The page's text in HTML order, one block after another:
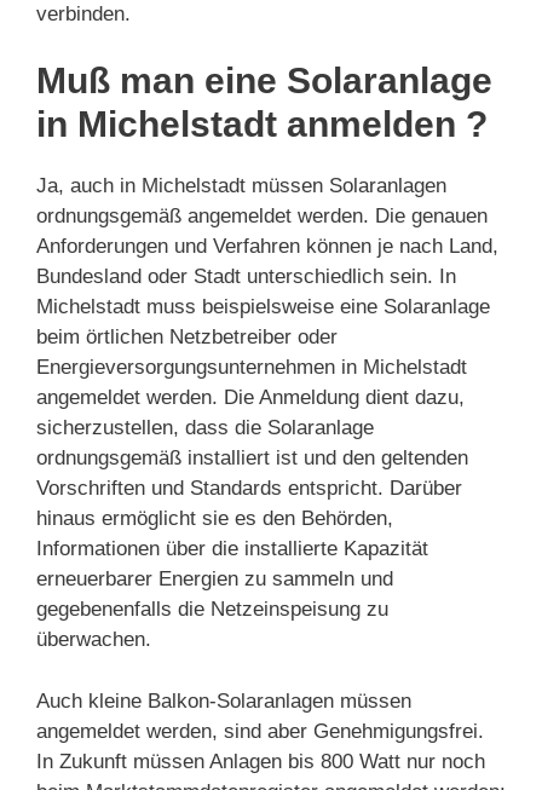
verbinden.
Muß man eine Solaranlage
in Michelstadt anmelden ?
Ja, auch in Michelstadt müssen Solaranlagen
ordnungsgemäß angemeldet werden. Die genauen
Anforderungen und Verfahren können je nach Land,
Bundesland oder Stadt unterschiedlich sein. In
Michelstadt muss beispielsweise eine Solaranlage
beim örtlichen Netzbetreiber oder
Energieversorgungsunternehmen in Michelstadt
angemeldet werden. Die Anmeldung dient dazu,
sicherzustellen, dass die Solaranlage
ordnungsgemäß installiert ist und den geltenden
Vorschriften und Standards entspricht. Darüber
hinaus ermöglicht sie es den Behörden,
Informationen über die installierte Kapazität
erneuerbarer Energien zu sammeln und
gegebenenfalls die Netzeinspeisung zu
überwachen.
Auch kleine Balkon-Solaranlagen müssen
angemeldet werden, sind aber Genehmigungsfrei.
In Zukunft müssen Anlagen bis 800 Watt nur noch